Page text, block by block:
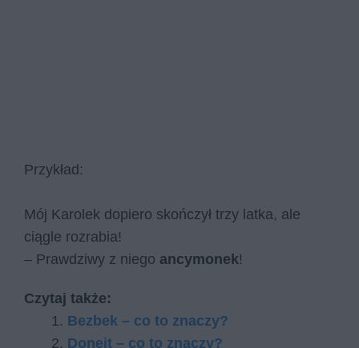
Przykład:
Mój Karolek dopiero skończył trzy latka, ale
ciągle rozrabia!
– Prawdziwy z niego ancymonek!
Czytaj także:
Bezbek – co to znaczy?
Donejt – co to znaczy?